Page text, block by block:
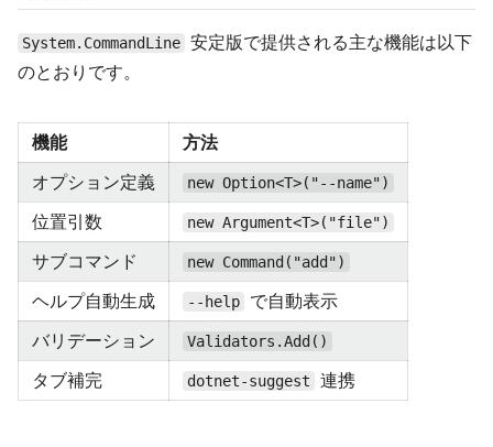
System.CommandLine 安定版で提供される主な機能は以下
のとおりです。
機能
方法
オプション定義
new Option<T>("--name")
位置引数 new Argument<T>("file")
サブコマンド new Command("add")
ヘルプ自動生成 --help
で自動表示
バリデーション
Validators.Add()
タブ補完 dotnet-suggest 連携